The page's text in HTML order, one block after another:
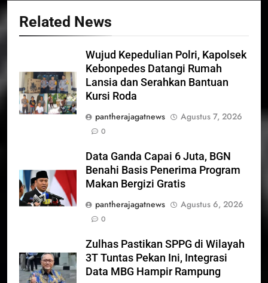
Related News
Wujud Kepedulian Polri, Kapolsek
Kebonpedes Datangi Rumah
Lansia dan Serahkan Bantuan
Kursi Roda
pantherajagatnews
Agustus 7, 2026
0
Data Ganda Capai 6 Juta, BGN
Benahi Basis Penerima Program
Makan Bergizi Gratis
pantherajagatnews
Agustus 6, 2026
0
Zulhas Pastikan SPPG di Wilayah
3T Tuntas Pekan Ini, Integrasi
Data MBG Hampir Rampung